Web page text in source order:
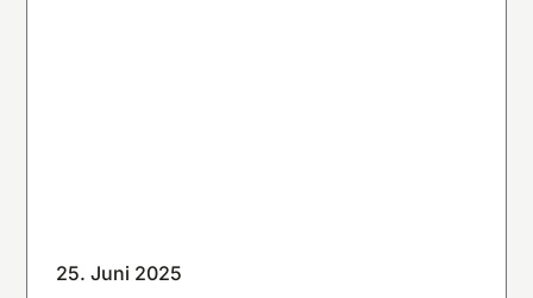
25. Juni 2025